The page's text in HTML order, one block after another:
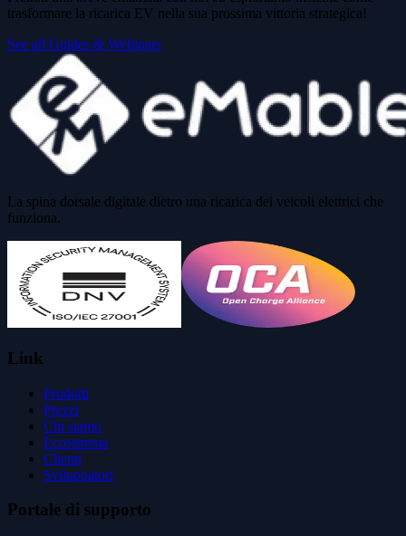
trasformare la ricarica EV nella sua prossima vittoria strategica!
See all Guides & Webinars
La spina dorsale digitale dietro una ricarica dei veicoli elettrici che
funziona.
Link
Prodotti
Prezzi
Chi siamo
Ecosistema
Clienti
Sviluppatori
Portale di supporto